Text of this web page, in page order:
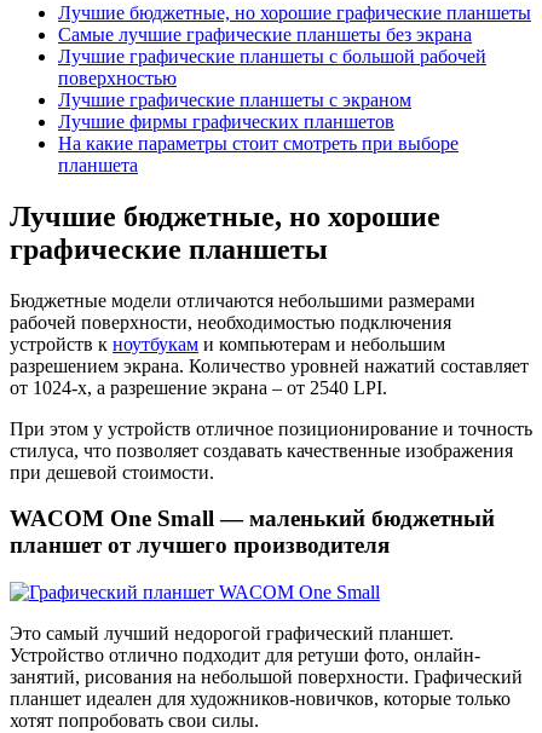
Лучшие бюджетные, но хорошие графические планшеты
Самые лучшие графические планшеты без экрана
Лучшие графические планшеты с большой рабочей
поверхностью
Лучшие графические планшеты с экраном
Лучшие фирмы графических планшетов
На какие параметры стоит смотреть при выборе
планшета
Лучшие бюджетные, но хорошие
графические планшеты
Бюджетные модели отличаются небольшими размерами
рабочей поверхности, необходимостью подключения
устройств к ноутбукам и компьютерам и небольшим
разрешением экрана. Количество уровней нажатий составляет
от 1024-х, а разрешение экрана – от 2540 LPI.
При этом у устройств отличное позиционирование и точность
стилуса, что позволяет создавать качественные изображения
при дешевой стоимости.
WACOM One Small — маленький бюджетный
планшет от лучшего производителя
Это самый лучший недорогой графический планшет.
Устройство отлично подходит для ретуши фото, онлайн-
занятий, рисования на небольшой поверхности. Графический
планшет идеален для художников-новичков, которые только
хотят попробовать свои силы.